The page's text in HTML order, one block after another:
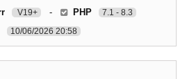
V19+ - PHP 7.1 - 8.3
10/06/2026 20:58